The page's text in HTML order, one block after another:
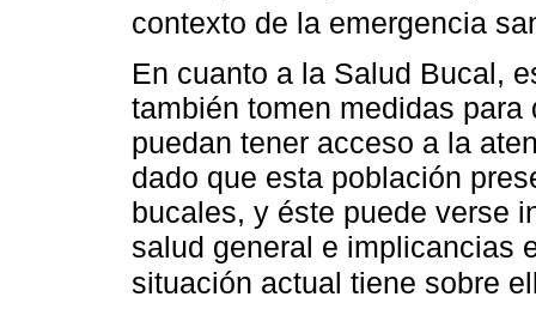
contexto de la emergencia
En cuanto a la Salud Bucal,
también tomen medidas
puedan tener acceso a la
dado que esta población
bucales, y éste puede verse
salud general e implicancias
situación actual tiene sobre